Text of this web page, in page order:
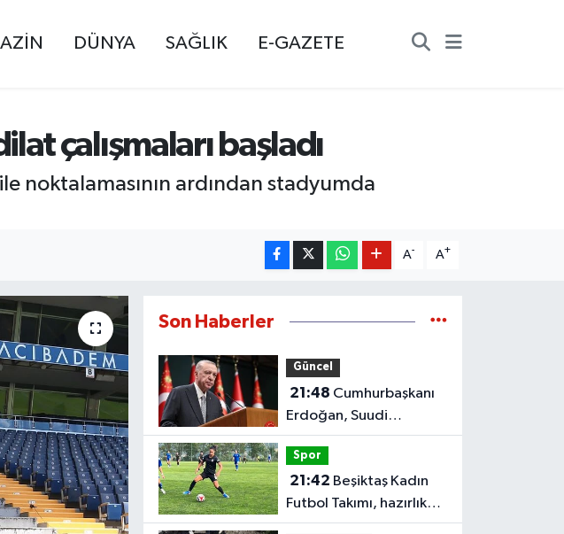
DÜNYA SAĞLIK E-GAZETE
çalışmaları başladı
noktalamasının ardından stadyumda
A- A+
Son Haberler
Güncel
21:48
Erdoğan, Suudi
Arabistan'ı ziyaret
edecek
Spor
21:42
Futbol Takımı, hazırlık
maçında FOMGET'i 3-1